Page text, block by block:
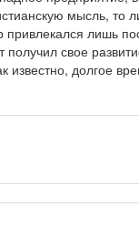
мысль, то
привлекался лишь
получил свое
известно, долгое